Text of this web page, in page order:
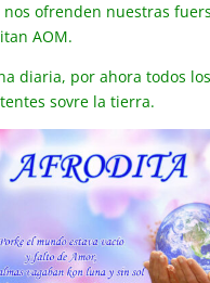
ofrenden nuestras
AOM.
diaria, por ahora todos
sovre la tierra.